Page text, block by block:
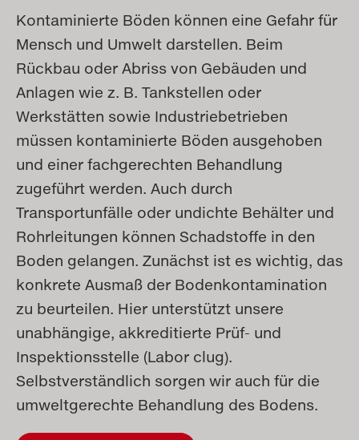
Kontaminierte Böden können eine Gefahr für
Mensch und Umwelt darstellen. Beim
Rückbau oder Abriss von Gebäuden und
Anlagen wie z. B. Tankstellen oder
Werkstätten sowie Industriebetrieben
müssen kontaminierte Böden ausgehoben
und einer fachgerechten Behandlung
zugeführt werden. Auch durch
Transportunfälle oder undichte Behälter und
Rohrleitungen können Schadstoffe in den
Boden gelangen. Zunächst ist es wichtig, das
konkrete Ausmaß der Bodenkontamination
zu beurteilen. Hier unterstützt unsere
unabhängige, akkreditierte Prüf- und
Inspektionsstelle (Labor clug).
Selbstverständlich sorgen wir auch für die
umweltgerechte Behandlung des Bodens.